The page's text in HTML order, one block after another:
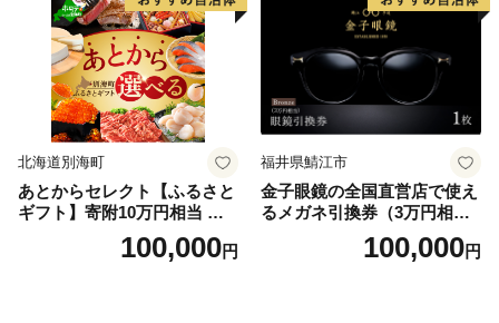
北海道別海町
あとからセレクト【ふるさと
ギフト】寄附10万円相当 あ
とから選べる！ ギフト いく
ら ほたて 海鮮 牛肉 別海町
100,000円
福井県鯖江市
金子眼鏡の全国直営店で使え
るメガネ引換券（3万円相
100,000円